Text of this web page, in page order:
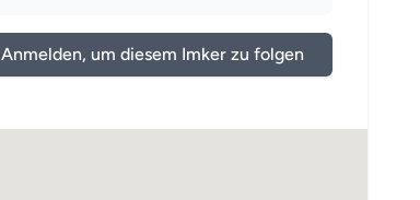
Anmelden, um diesem Imker zu folgen